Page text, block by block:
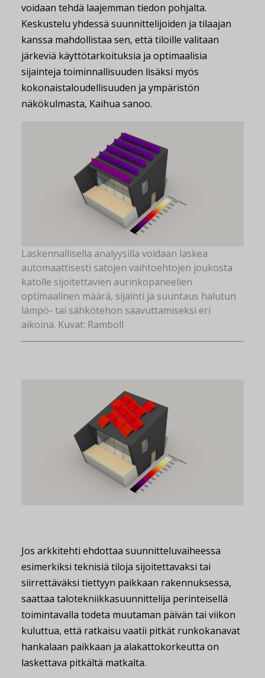
voidaan tehdä laajemman tiedon pohjalta.
Keskustelu yhdessä suunnittelijoiden ja tilaajan
kanssa mahdollistaa sen, että tiloille valitaan
järkeviä käyttötarkoituksia ja optimaalisia
sijainteja toiminnallisuuden lisäksi myös
kokonaistaloudellisuuden ja ympäristön
näkökulmasta, Kaihua sanoo.
Laskennallisella analyysilla voidaan laskea
automaattisesti satojen vaihtoehtojen joukosta
katolle sijoitettavien aurinkopaneelien
optimaalinen määrä, sijainti ja suuntaus halutun
lämpö- tai sähkötehon saavuttamiseksi eri
aikoina. Kuvat: Ramboll
Jos arkkitehti ehdottaa suunnitteluvaiheessa
esimerkiksi teknisiä tiloja sijoitettavaksi tai
siirrettäväksi tiettyyn paikkaan rakennuksessa,
saattaa talotekniikkasuunnittelija perinteisellä
toimintavalla todeta muutaman päivän tai viikon
kuluttua, että ratkaisu vaatii pitkät runkokanavat
hankalaan paikkaan ja alakattokorkeutta on
laskettava pitkältä matkalta.